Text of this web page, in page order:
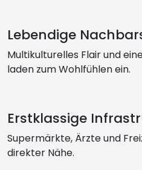
Lebendige
Multikulturelles Flair und
laden zum Wohlfühlen ein.
Erstklassige
Supermärkte, Ärzte und
direkter Nähe.